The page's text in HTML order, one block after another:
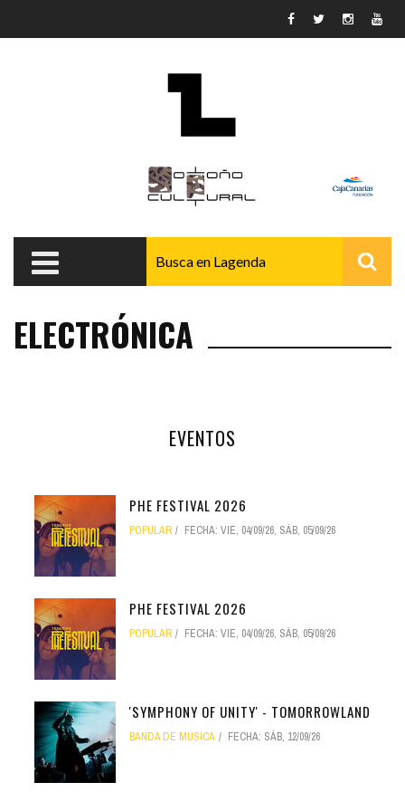
ELECTRÓNICA
EVENTOS
PHE FESTIVAL 2026
POPULAR FECHA: VIE, 04/09/26, SÁB, 05/09/26
PHE FESTIVAL 2026
POPULAR FECHA: VIE, 04/09/26, SÁB, 05/09/26
'SYMPHONY OF UNITY' - TOMORROWLAND
BANDA DE MÚSICA FECHA: SÁB, 12/09/26